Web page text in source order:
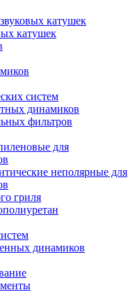
катушек
катушек
систем
динамиков
фильтров
для
неполярные для
гриля
динамиков